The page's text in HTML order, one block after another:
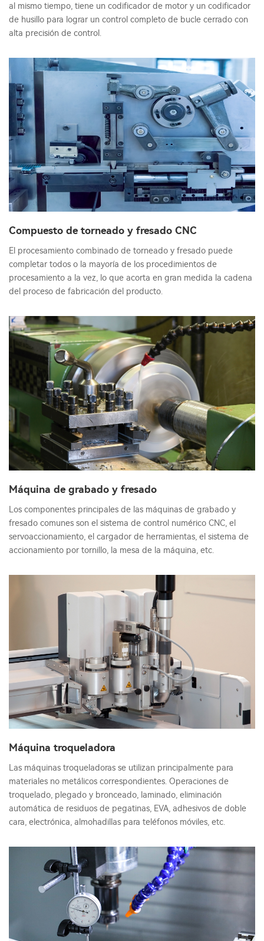
al mismo tiempo, tiene un codificador de motor y un codificador
de husillo para lograr un control completo de bucle cerrado con
alta precisión de control.
Compuesto de torneado y fresado CNC
El procesamiento combinado de torneado y fresado puede
completar todos o la mayoría de los procedimientos de
procesamiento a la vez, lo que acorta en gran medida la cadena
del proceso de fabricación del producto.
Máquina de grabado y fresado
Los componentes principales de las máquinas de grabado y
fresado comunes son el sistema de control numérico CNC, el
servoaccionamiento, el cargador de herramientas, el sistema de
accionamiento por tornillo, la mesa de la máquina, etc.
Máquina troqueladora
Las máquinas troqueladoras se utilizan principalmente para
materiales no metálicos correspondientes. Operaciones de
troquelado, plegado y bronceado, laminado, eliminación
automática de residuos de pegatinas, EVA, adhesivos de doble
cara, electrónica, almohadillas para teléfonos móviles, etc.